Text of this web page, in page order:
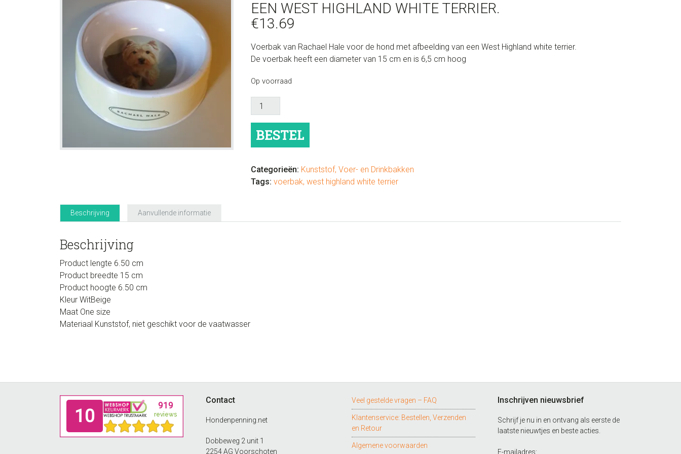
EEN WEST HIGHLAND WHITE TERRIER.
€13.69
Voerbak van Rachael Hale voor de hond met afbeelding van een West Highland white terrier.
De voerbak heeft een diameter van 15 cm en is 6,5 cm hoog
Op voorraad
Voerbak
van
Hale
met
van
een
white
BESTEL
Categorieën: Kunststof, Voer- en Drinkbakken
Tags: voerbak, west highland white terrier
Beschrijving Aanvullende informatie
Beschrijving
Product lengte 6.50 cm
Product breedte 15 cm
Product hoogte 6.50 cm
Kleur WitBeige
Maat One size
Materiaal Kunststof, niet geschikt voor de vaatwasser
Contact
Hondenpenning.net
Dobbeweg 2 unit 1
2254 AG Voorschoten
Veel gestelde vragen – FAQ
Klantenservice: Bestellen, Verzenden
en Retour
Algemene voorwaarden
Inschrijven nieuwsbrief
Schrijf je nu in en ontvang als eerste de
laatste nieuwtjes en beste acties.
E-mailadres: